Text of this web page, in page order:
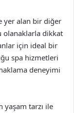
yer alan bir diğer
olanaklarla dikkat
için ideal bir
spa hizmetleri
deneyimi
yaşam tarzı ile